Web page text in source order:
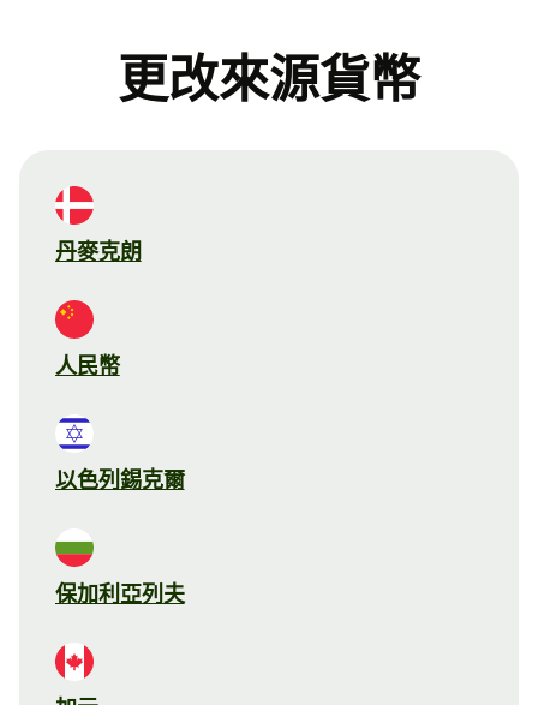
更改來源貨幣
丹麥克朗
人民幣
以色列錫克爾
保加利亞列夫